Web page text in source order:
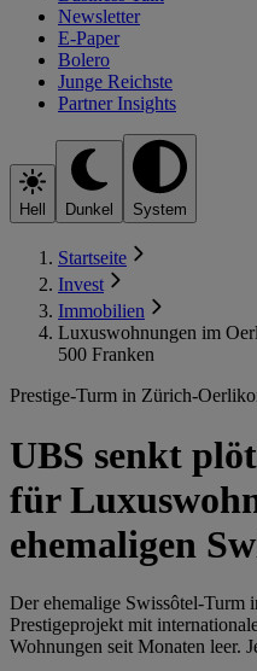
Newsletter
E-Paper
Bolero
Junge Reichste
Partner Insights
Hell Dunkel System
Startseite
Invest
Immobilien
Luxuswohnungen im
500 Franken
Prestige-Turm in Zürich-
UBS senkt
für
ehemaligen
Der ehemalige Swissôtel-Turm
Prestigeprojekt mit
Wohnungen seit Monaten leer.